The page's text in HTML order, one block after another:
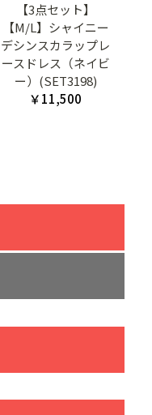
【3点セット】
【M/L】シャイニー
デシンスカラップレ
ースドレス（ネイビ
ー）(SET3198)
￥11,500